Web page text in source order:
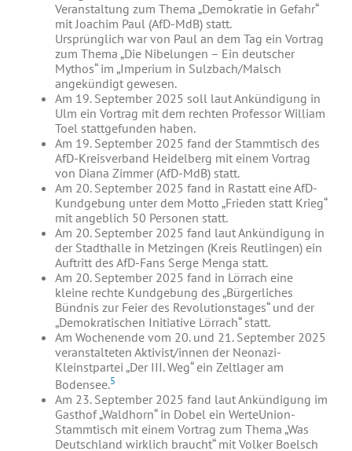
Veranstaltung zum Thema „Demokratie in Gefahr“
mit Joachim Paul (AfD-MdB) statt.
Ursprünglich war von Paul an dem Tag ein Vortrag
zum Thema „Die Nibelungen – Ein deutscher
Mythos“ im „Imperium in Sulzbach/Malsch
angekündigt gewesen.
Am 19. September 2025 soll laut Ankündigung in
Ulm ein Vortrag mit dem rechten Professor William
Toel stattgefunden haben.
Am 19. September 2025 fand der Stammtisch des
AfD-Kreisverband Heidelberg mit einem Vortrag
von Diana Zimmer (AfD-MdB) statt.
Am 20. September 2025 fand in Rastatt eine AfD-
Kundgebung unter dem Motto „Frieden statt Krieg“
mit angeblich 50 Personen statt.
Am 20. September 2025 fand laut Ankündigung in
der Stadthalle in Metzingen (Kreis Reutlingen) ein
Auftritt des AfD-Fans Serge Menga statt.
Am 20. September 2025 fand in Lörrach eine
kleine rechte Kundgebung des „Bürgerliches
Bündnis zur Feier des Revolutionstages“ und der
„Demokratischen Initiative Lörrach“ statt.
Am Wochenende vom 20. und 21. September 2025
veranstalteten Aktivist/innen der Neonazi-
Kleinstpartei „Der III. Weg“ ein Zeltlager am
Bodensee.5
Am 23. September 2025 fand laut Ankündigung im
Gasthof „Waldhorn“ in Dobel ein WerteUnion-
Stammtisch mit einem Vortrag zum Thema „Was
Deutschland wirklich braucht“ mit Volker Boelsch